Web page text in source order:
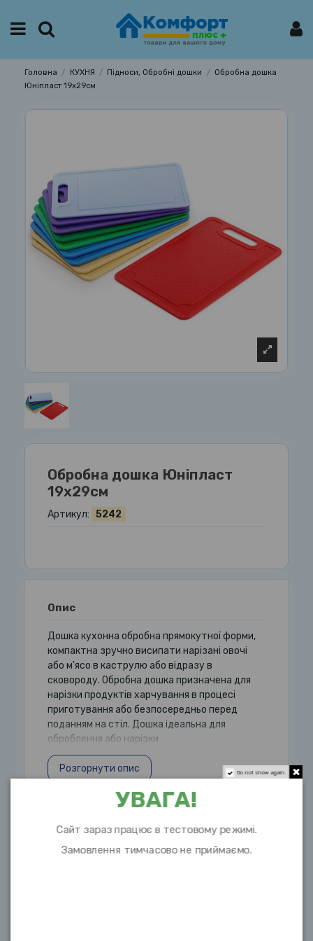
Головна КУХНЯ Підноси, Обробні дошки
Обробна дошка
Юніпласт 19х29см
Обробна дошка Юніпласт
19х29см
Артикул: 5242
Опис
Дошка кухонна обробна прямокутної форми,
компактна зручно висипати нарізані овочі
або м'ясо в каструлю або відразу в
сковороду. Обробна дошка призначена для
нарізки продуктів харчування в процесі
приготування або безпосередньо перед
поданням на стіл. Дошка ідеальна для
оброблення або нарізки
Розгорнути опис
Характеристики
Do not show again.
УВАГА!
Сайт зараз працює в тестовому режимі.
Замовлення тимчасово не приймаємо.